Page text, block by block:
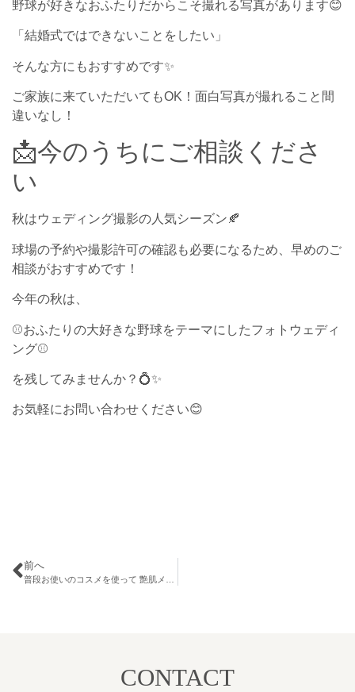
野球が好きなおふたりだからこそ撮れる写真があります😊
「結婚式ではできないことをしたい」
そんな方にもおすすめです✨
ご家族に来ていただいてもOK！面白写真が撮れること間
違いなし！
📩今のうちにご相談くださ
い
秋はウェディング撮影の人気シーズン🍂
球場の予約や撮影許可の確認も必要になるため、早めのご
相談がおすすめです！
今年の秋は、
⚾おふたりの大好きな野球をテーマにしたフォトウェディ
ング⚾
を残してみませんか？💍✨
お気軽にお問い合わせください😊
前へ
CONTACT